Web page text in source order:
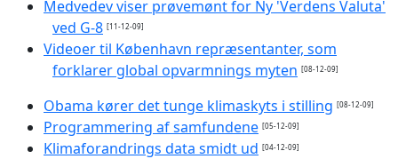
Medvedev viser prøvemønt for Ny 'Verdens Valuta'
ved G-8 [11-12-09]
Videoer til København repræsentanter, som
forklarer global opvarmnings myten [08-12-09]
Obama kører det tunge klimaskyts i stilling [08-12-09]
Programmering af samfundene [05-12-09]
Klimaforandrings data smidt ud [04-12-09]